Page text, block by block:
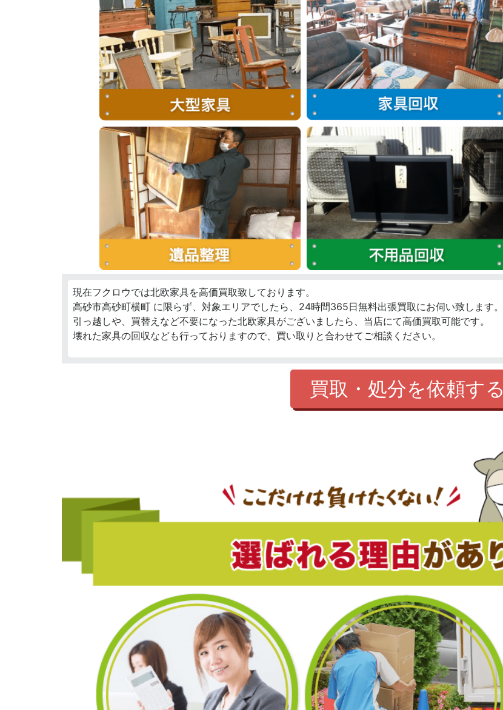
現在フクロウでは北欧家具を高価買取致しております。
高砂市高砂町横町 に限らず、対象エリアでしたら、24時間365日無料出張買取にお伺い致します。
引っ越しや、買替えなど不要になった北欧家具がございましたら、当店にて高価買取可能です。
壊れた家具の回収なども行っておりますので、買い取りと合わせてご相談ください。
買取・処分を依頼する